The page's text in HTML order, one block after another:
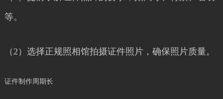
等。
（2）选择正规照相馆拍摄证件照片，确保照片质量。
证件制作周期长